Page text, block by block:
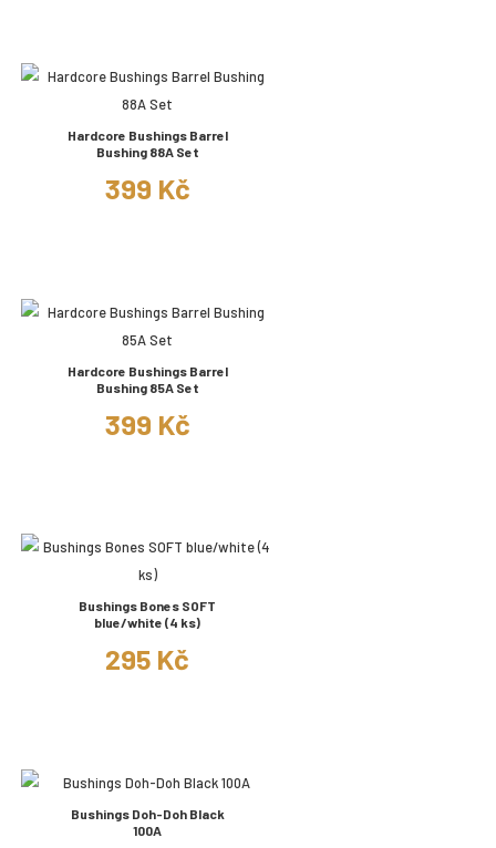
Hardcore Bushings Barrel
Bushing 88A Set
399 Kč
Hardcore Bushings Barrel
Bushing 85A Set
399 Kč
Bushings Bones SOFT
blue/white (4 ks)
295 Kč
Bushings Doh-Doh Black
100A